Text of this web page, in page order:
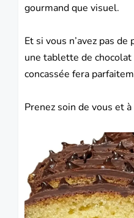
gourmand que visuel.
Et si vous n’avez pas
une tablette de
concassée fera
Prenez soin de vous et